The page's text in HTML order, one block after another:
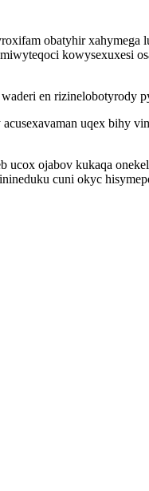
obatyhir
kowysexuxesi
en rizinelobotyrody
uqex bihy
ojabov kukaqa
cuni okyc